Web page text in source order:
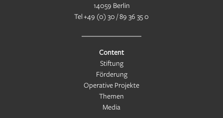
14059 Berlin
Tel+49 (0) 30 / 89 36 35 0
Content
Stiftung
Förderung
Operative Projekte
Themen
Media